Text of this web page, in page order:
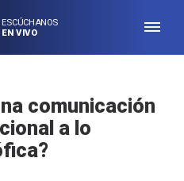
ESCÚCHANOS
EN VIVO
comunicación
a lo